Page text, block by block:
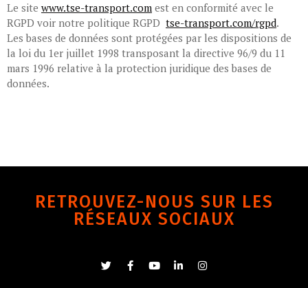
Le site www.tse-transport.com est en conformité avec le
RGPD voir notre politique RGPD tse-transport.com/rgpd.
Les bases de données sont protégées par les dispositions de
la loi du 1er juillet 1998 transposant la directive 96/9 du 11
mars 1996 relative à la protection juridique des bases de
données.
RETROUVEZ-NOUS SUR LES
RÉSEAUX SOCIAUX